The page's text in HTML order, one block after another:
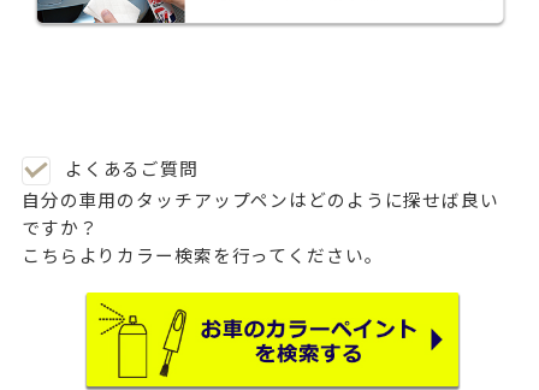
よくあるご質問
自分の車用のタッチアップペンはどのように探せば良い
ですか？
こちらよりカラー検索を行ってください。